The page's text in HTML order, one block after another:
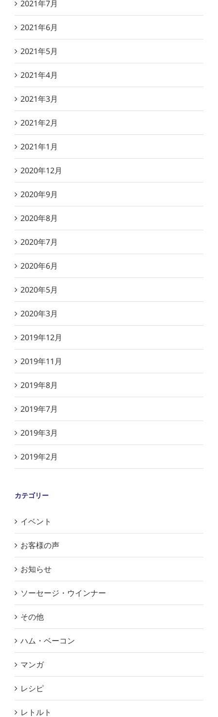
2021年7月
2021年6月
2021年5月
2021年4月
2021年3月
2021年2月
2021年1月
2020年12月
2020年9月
2020年8月
2020年7月
2020年6月
2020年5月
2020年3月
2019年12月
2019年11月
2019年8月
2019年7月
2019年3月
2019年2月
カテゴリー
イベント
お客様の声
お知らせ
ソーセージ・ウインナー
その他
ハム・ベーコン
マンガ
レシピ
レトルト